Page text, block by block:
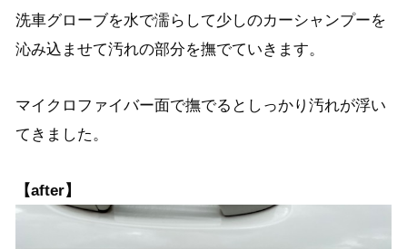
洗車グローブを水で濡らして少しのカーシャンプーを
沁み込ませて汚れの部分を撫でていきます。
マイクロファイバー面で撫でるとしっかり汚れが浮い
てきました。
【after】